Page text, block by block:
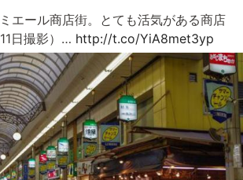
エール商店街。とても活気がある商店
日撮影）… http://t.co/YiA8met3yp